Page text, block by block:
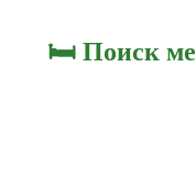
🛏️ Поиск